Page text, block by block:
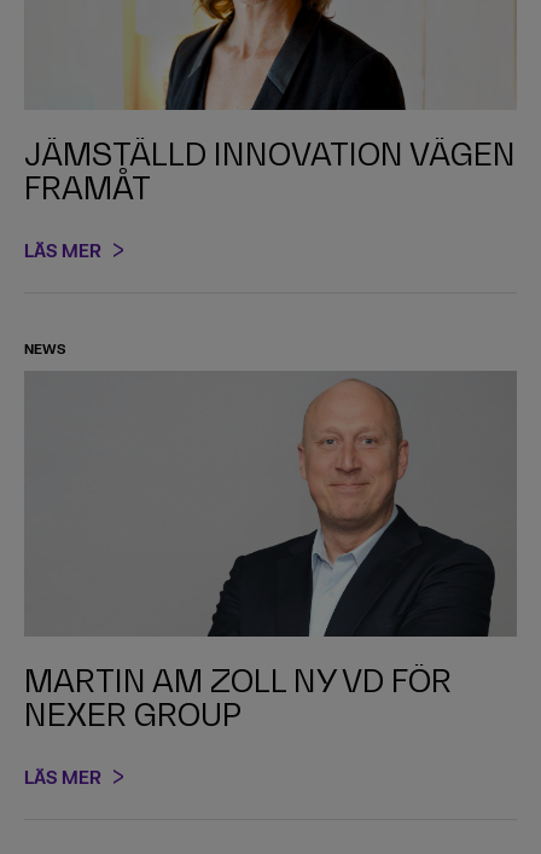
JÄMSTÄLLD INNOVATION VÄGEN
FRAMÅT
LÄS MER
NEWS
MARTIN AM ZOLL NY VD FÖR
NEXER GROUP
LÄS MER